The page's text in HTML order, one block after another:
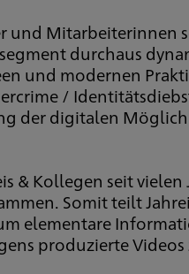
und Mitarbeiterinnen
durchaus
und modernen
/
der digitalen
& Kollegen seit vielen
Somit teilt
elementare
produzierte Videos